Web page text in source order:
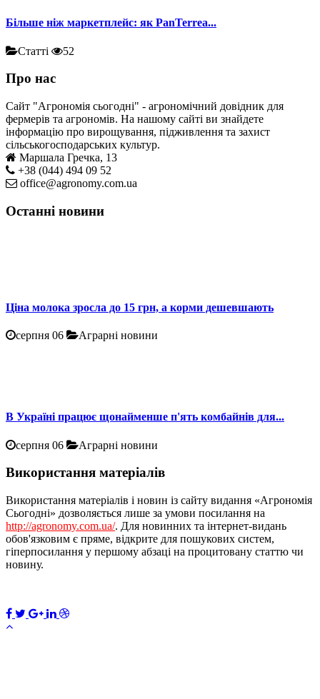
Більше ніж маркетплейс: як PanTerrea...
Статті 52
Про нас
Сайт "Агрономія сьогодні" - агрономічний довідник для
фермерів та агрономів. На нашому сайті ви знайдете
інформацію про вирощування, підживлення та захист
сільськогосподарських культур.
Маршала Гречка, 13
+38 (044) 494 09 52
office@agronomy.com.ua
Останні новини
Ціна молока зросла до 15 грн, а корми дешевшають
серпня 06 Аграрні новини
В Україні працює щонайменше п'ять комбайнів для...
серпня 06 Аграрні новини
Використання матеріалів
Використання матеріалів і новин із сайту видання «Агрономія
Сьогодні» дозволяється лише за умови посилання на
http://agronomy.com.ua/. Для новинних та інтернет-видань
обов'язковим є пряме, відкрите для пошукових систем,
гіперпосилання у першому абзаці на процитовану статтю чи
новину.